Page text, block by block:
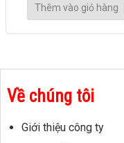
Thêm vào giỏ hàng
Về chúng tôi
Giới thiệu công ty